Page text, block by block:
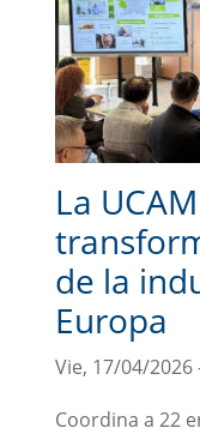
La
de la
Europa
Vie, 17/04/2026
Coordina a 22